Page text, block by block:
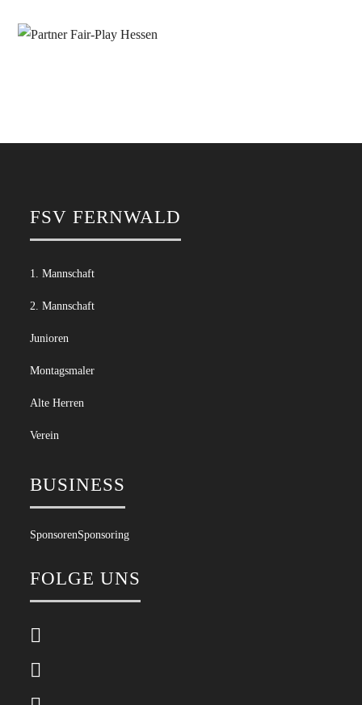
FSV FERNWALD
1. Mannschaft
2. Mannschaft
Junioren
Montagsmaler
Alte Herren
Verein
BUSINESS
SponsorenSponsoring
FOLGE UNS